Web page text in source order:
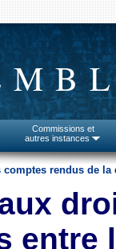
Commissions et
autres instances
comptes rendus de
entre